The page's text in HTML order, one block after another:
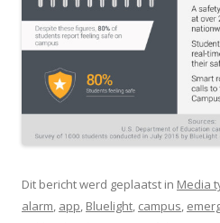
Dit bericht werd geplaatst in Media
alarm, app, Bluelight, campus,